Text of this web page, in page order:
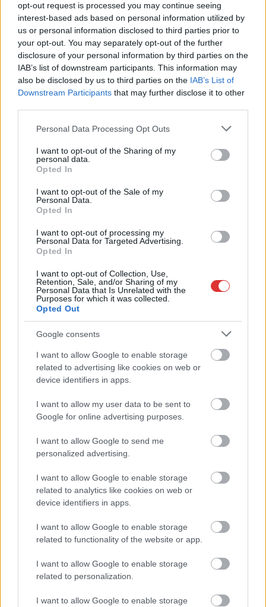
opt-out request is processed you may continue seeing
interest-based ads based on personal information utilized by
us or personal information disclosed to third parties prior to
your opt-out. You may separately opt-out of the further
disclosure of your personal information by third parties on the
IAB’s list of downstream participants. This information may
also be disclosed by us to third parties on the IAB’s List of
Downstream Participants that may further disclose it to other
Please note that this website/app uses one or more Google
not limited to your visit or usage behaviour. You may click to
grant or deny consent to Google and its third-party tags to
use your data for below specified purposes in below Google
consent section.
Personal Data Processing Opt Outs
I want to opt-out of the Sharing of my
personal data.
Opted In
I want to opt-out of the Sale of my
Personal Data.
Opted In
I want to opt-out of processing my
Personal Data for Targeted Advertising.
Opted In
I want to opt-out of Collection, Use,
Retention, Sale, and/or Sharing of my
Personal Data that Is Unrelated with the
Purposes for which it was collected.
Opted Out
Google consents
I want to allow Google to enable storage
related to advertising like cookies on web or
device identifiers in apps.
I want to allow my user data to be sent to
Google for online advertising purposes.
I want to allow Google to send me
personalized advertising.
I want to allow Google to enable storage
related to analytics like cookies on web or
device identifiers in apps.
I want to allow Google to enable storage
related to functionality of the website or app.
I want to allow Google to enable storage
related to personalization.
I want to allow Google to enable storage
2026.08.03. Gáll Tódor
Élj a lehetőséggel, szerezz érettségit munka
mellett!
A hazai felnőttoktatás egyik legmeghatározóbb
szereplőjének számít a most már 30 éve működő SZILTOP
iskolahálózat, melynek...
Egyéb
Hírlevél feliratkozás
Adja meg keresztnevét:
meg e-mail címét: